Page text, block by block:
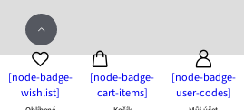
[node-badge-
wishlist]
[node-badge-
cart-items]
[node-badge-
user-codes]
Aplikace bonprix